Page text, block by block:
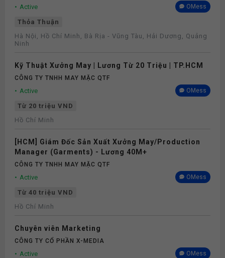
Active OMess
Thỏa Thuận
Hà Nội, Hồ Chí Minh, Bà Rịa - Vũng Tàu, Hải Dương, Quảng
Ninh
Kỹ Thuật Xưởng May | Lương Từ 20 Triệu | TP.HCM
CÔNG TY TNHH MAY MẶC QTF
Active OMess
Từ 20 triệu VND
Hồ Chí Minh
[HCM] Giám Đốc Sản Xuất Xưởng May/Production
Manager (Garments) - Lương 40M+
CÔNG TY TNHH MAY MẶC QTF
Active OMess
Từ 40 triệu VND
Hồ Chí Minh
Chuyên viên Marketing
CÔNG TY CỔ PHẦN X-MEDIA
Active OMess